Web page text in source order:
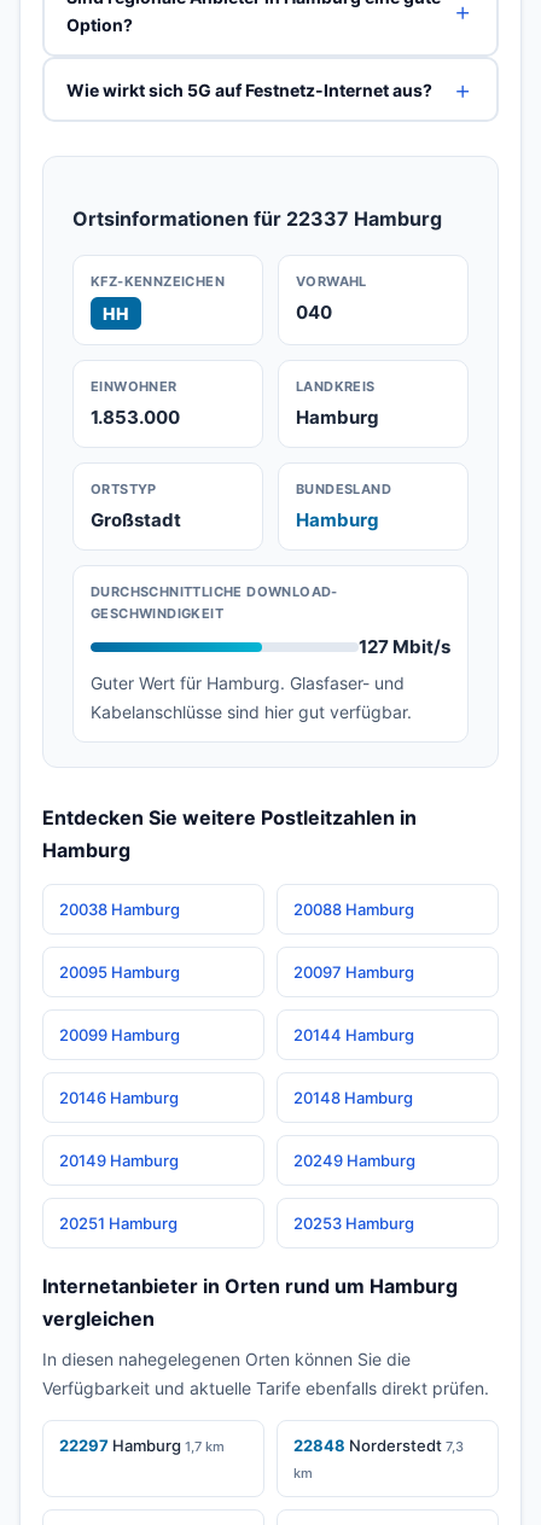
Option?
Wie wirkt sich 5G auf Festnetz-Internet aus?
Ortsinformationen für 22337 Hamburg
KFZ-KENNZEICHEN
HH
VORWAHL
040
EINWOHNER
1.853.000
LANDKREIS
Hamburg
ORTSTYP
Großstadt
BUNDESLAND
Hamburg
DURCHSCHNITTLICHE DOWNLOAD-
GESCHWINDIGKEIT
127 Mbit/s
Guter Wert für Hamburg. Glasfaser- und
Kabelanschlüsse sind hier gut verfügbar.
Entdecken Sie weitere Postleitzahlen in
Hamburg
20038 Hamburg 20088 Hamburg
20095 Hamburg 20097 Hamburg
20099 Hamburg 20144 Hamburg
20146 Hamburg 20148 Hamburg
20149 Hamburg 20249 Hamburg
20251 Hamburg 20253 Hamburg
Internetanbieter in Orten rund um Hamburg
vergleichen
In diesen nahegelegenen Orten können Sie die
Verfügbarkeit und aktuelle Tarife ebenfalls direkt prüfen.
22297 Hamburg 1,7 km 22848 Norderstedt 7,3
km